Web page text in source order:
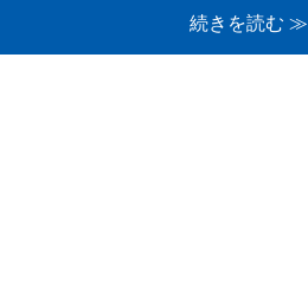
続きを読む ≫